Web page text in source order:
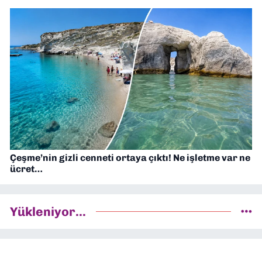
Çeşme’nin gizli cenneti ortaya çıktı! Ne işletme var ne
ücret…
Yükleniyor...